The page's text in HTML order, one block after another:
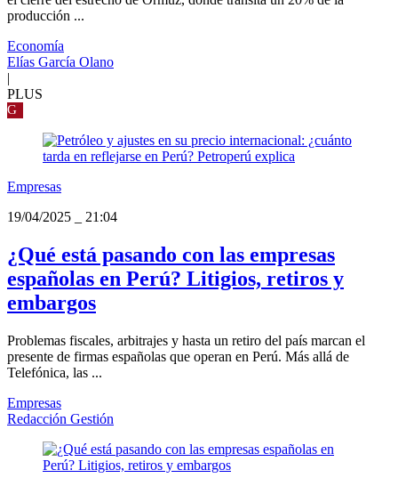
producción ...
Economía
Elías García Olano
PLUS
G
Empresas
19/04/2025
21:04
¿Qué está pasando con las empresas
españolas en Perú? Litigios, retiros y
embargos
Problemas fiscales, arbitrajes y hasta un retiro del país marcan el
presente de firmas españolas que operan en Perú. Más allá de
Telefónica, las ...
Empresas
Redacción Gestión